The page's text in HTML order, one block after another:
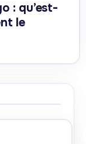
: qu’est-
le